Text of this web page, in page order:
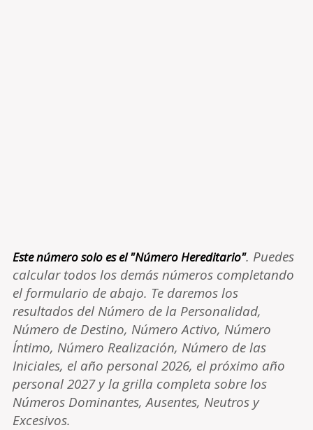
Este número solo es el "Número Hereditario". Puedes
calcular todos los demás números completando
el formulario de abajo. Te daremos los
resultados del Número de la Personalidad,
Número de Destino, Número Activo, Número
Íntimo, Número Realización, Número de las
Iniciales, el año personal 2026, el próximo año
personal 2027 y la grilla completa sobre los
Números Dominantes, Ausentes, Neutros y
Excesivos.